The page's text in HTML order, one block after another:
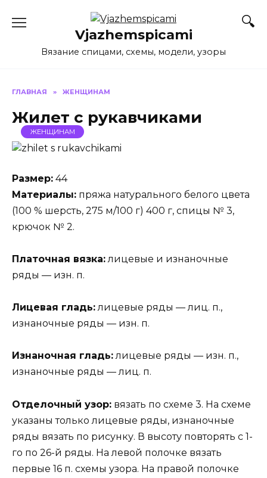
Vjazhemspicami
Вязание спицами, схемы, модели, узоры
ГЛАВНАЯ » ЖЕНЩИНАМ
Жилет с рукавчиками
ЖЕНЩИНАМ
Размер: 44
Материалы: пряжа натурального белого цвета
(100 % шерсть, 275 м/100 г) 400 г, спицы № 3,
крючок № 2.
Платочная вязка:лицевые и изнаночные
ряды — изн. п.
Лицевая гладь:лицевые ряды — лиц. п.,
изнаночные ряды — изн. п.
Изнаночная гладь:лицевые ряды — изн. п.,
изнаночные ряды — лиц. п.
Отделочный узор: вязать по схеме 3. На схеме
указаны только лицевые ряды, изнаночные
ряды вязать по рисунку. В высоту повторять с 1-
го по 26-й ряды. На левой полочке вязать
первые 16 п. схемы узора. На правой полочке